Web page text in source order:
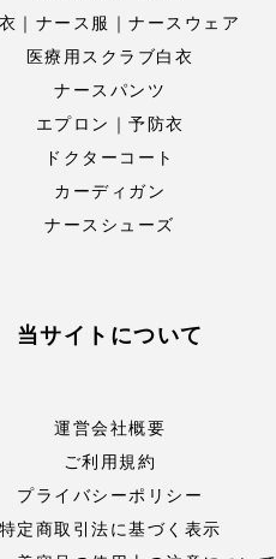
｜ナース服｜ナースウェア
医療用スクラブ白衣
ナースパンツ
エプロン｜予防衣
ドクターコート
カーディガン
ナースシューズ
当サイトについて
運営会社概要
ご利用規約
プライバシーポリシー
特定商取引法に基づく表示